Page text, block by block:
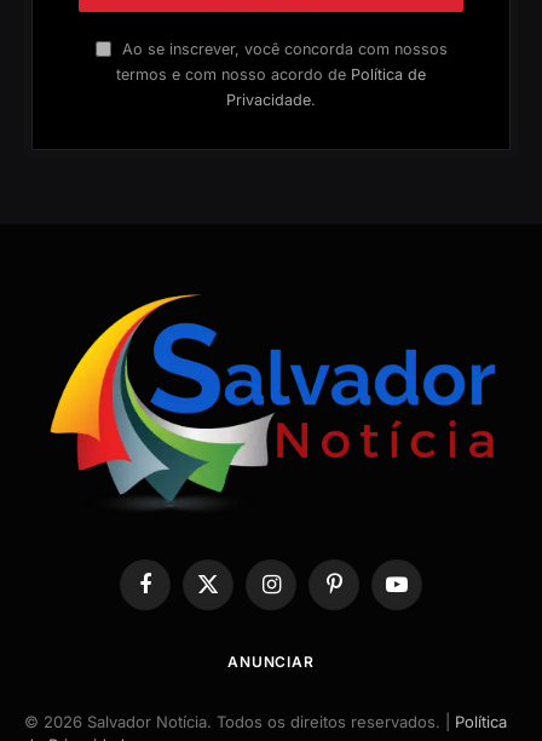
Ao se inscrever, você concorda com nossos
termos e com nosso acordo de Política de
Privacidade.
Facebook
X
InstagramPinterestYouTube
ANUNCIAR
© 2026 Salvador Notícia. Todos os direitos reservados. | Política